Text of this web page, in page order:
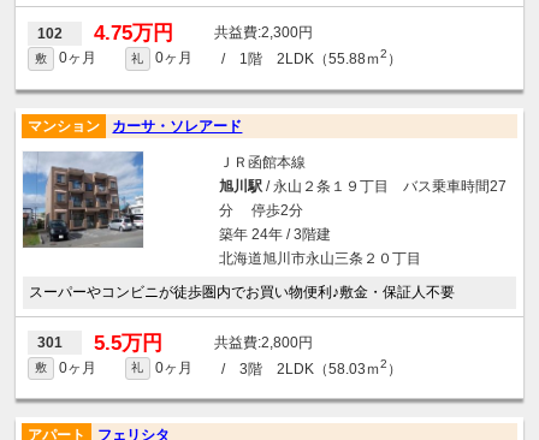
102 4.75万円 2,300円
敷 0ヶ月 礼 0ヶ月 / 1階 2LDK（55.88ｍ2 ）
マンション カーサ・ソレアード
ＪＲ函館本線
旭川駅/ 永山２条１９丁目 バス乗車時間27
分 停歩2分
築年 24年 / 3階建
北海道旭川市永山三条２０丁目
スーパーやコンビニが徒歩圏内でお買い物便利♪敷金・保証人不要
301 5.5万円 2,800円
敷 0ヶ月 礼 0ヶ月 / 3階 2LDK（58.03ｍ2 ）
アパート フェリシタ